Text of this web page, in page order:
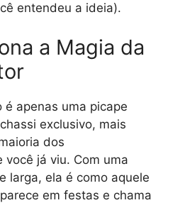
entendeu a ideia).
a Magia da
é apenas uma picape
exclusivo, mais
dos
você já viu. Com uma
larga, ela é como aquele
em festas e chama